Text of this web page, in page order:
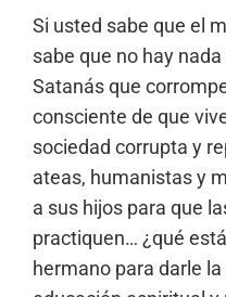
Si usted sabe que el
sabe que no hay
Satanás que
consciente de que
sociedad corrupta y
ateas, humanistas y
a sus hijos para que
practiquen… ¿qué
hermano para darle